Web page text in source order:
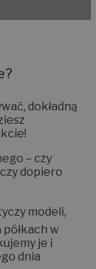
dokładną
– czy
dopiero
modeli,
w
je i
dnia